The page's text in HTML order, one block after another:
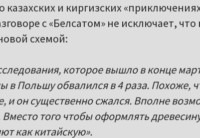
и киргизских
с «Белсатом» не исключает,
схемой:
которое вышло в конце
в Польшу обвалился в 4 раза. Похоже,
и он существенно сжался. Вполне
того чтобы оформлять
как китайскую».